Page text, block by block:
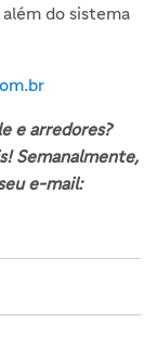
do sistema
e arredores?
Semanalmente,
e-mail: